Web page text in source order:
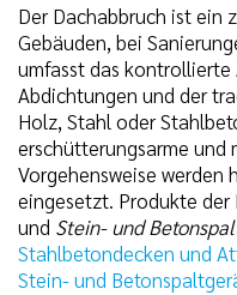
Der Dachabbruch ist ein
Gebäuden, bei
umfasst das
Abdichtungen und der
Holz, Stahl oder
erschütterungsarme
Vorgehensweise werden
eingesetzt. Produkte der
und Stein- und
Stahlbetondecken und
Stein- und